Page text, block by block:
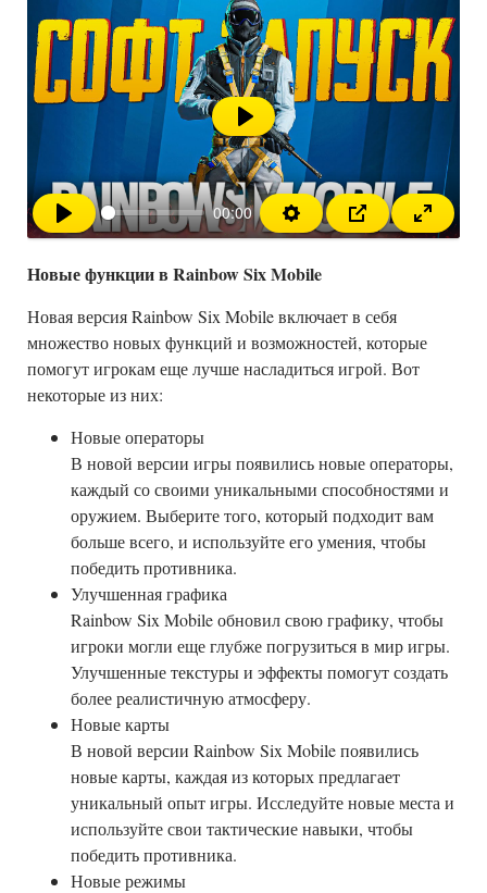
00:00
Воспроизвести
Новые функции в Rainbow Six Mobile
Новая версия Rainbow Six Mobile включает в себя
множество новых функций и возможностей, которые
помогут игрокам еще лучше насладиться игрой. Вот
некоторые из них:
Новые операторы
В новой версии игры появились новые операторы,
каждый со своими уникальными способностями и
оружием. Выберите того, который подходит вам
больше всего, и используйте его умения, чтобы
победить противника.
Улучшенная графика
Rainbow Six Mobile обновил свою графику, чтобы
игроки могли еще глубже погрузиться в мир игры.
Улучшенные текстуры и эффекты помогут создать
более реалистичную атмосферу.
Новые карты
В новой версии Rainbow Six Mobile появились
новые карты, каждая из которых предлагает
уникальный опыт игры. Исследуйте новые места и
используйте свои тактические навыки, чтобы
победить противника.
Новые режимы